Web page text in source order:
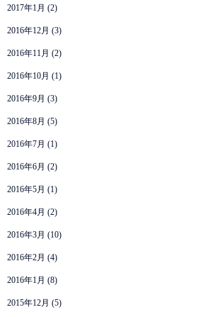
2017年1月 (2)
2016年12月 (3)
2016年11月 (2)
2016年10月 (1)
2016年9月 (3)
2016年8月 (5)
2016年7月 (1)
2016年6月 (2)
2016年5月 (1)
2016年4月 (2)
2016年3月 (10)
2016年2月 (4)
2016年1月 (8)
2015年12月 (5)